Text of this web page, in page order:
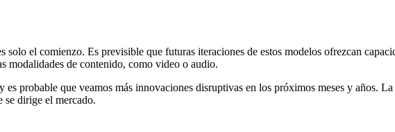
el comienzo. Es previsible que futuras iteraciones de estos modelos ofrezcan
modalidades de contenido, como video o audio.
probable que veamos más innovaciones disruptivas en los próximos meses y años. La
se dirige el mercado.